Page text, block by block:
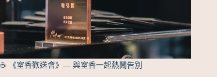
☕ 《室香歡送會》— 與室香一起熱鬧告別